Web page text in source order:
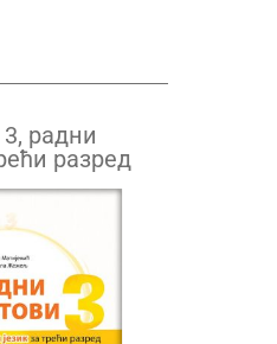
радни
разред